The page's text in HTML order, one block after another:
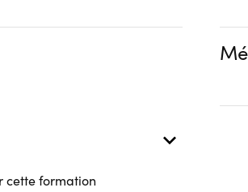
OPCO
cette formation